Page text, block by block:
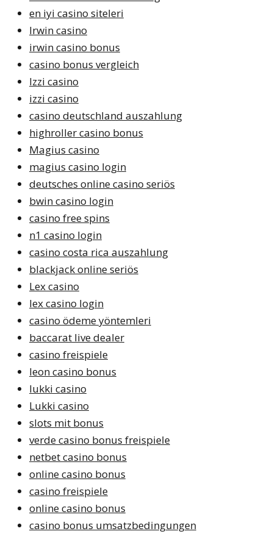
en iyi casino siteleri
Irwin casino
irwin casino bonus
casino bonus vergleich
Izzi casino
izzi casino
casino deutschland auszahlung
highroller casino bonus
Magius casino
magius casino login
deutsches online casino seriös
bwin casino login
casino free spins
n1 casino login
casino costa rica auszahlung
blackjack online seriös
Lex casino
lex casino login
casino ödeme yöntemleri
baccarat live dealer
casino freispiele
leon casino bonus
lukki casino
Lukki casino
slots mit bonus
verde casino bonus freispiele
netbet casino bonus
online casino bonus
casino freispiele
online casino bonus
casino bonus umsatzbedingungen